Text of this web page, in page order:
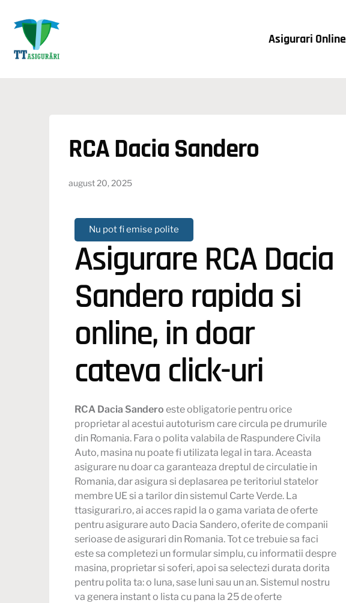
Asigurari Online
RCA Dacia Sandero
august 20, 2025
Nu pot fi emise polite
Asigurare RCA Dacia
Sandero rapida si
online, in doar
cateva click-uri
RCA Dacia Sandero este obligatorie pentru orice
proprietar al acestui autoturism care circula pe drumurile
din Romania. Fara o polita valabila de Raspundere Civila
Auto, masina nu poate fi utilizata legal in tara. Aceasta
asigurare nu doar ca garanteaza dreptul de circulatie in
Romania, dar asigura si deplasarea pe teritoriul statelor
membre UE si a tarilor din sistemul Carte Verde. La
ttasigurari.ro, ai acces rapid la o gama variata de oferte
pentru asigurare auto Dacia Sandero, oferite de companii
serioase de asigurari din Romania. Tot ce trebuie sa faci
este sa completezi un formular simplu, cu informatii despre
masina, proprietar si soferi, apoi sa selectezi durata dorita
pentru polita ta: o luna, sase luni sau un an. Sistemul nostru
va genera instant o lista cu pana la 25 de oferte